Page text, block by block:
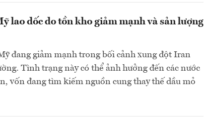
lao dốc do tồn kho giảm mạnh và sản lượng
đang giảm mạnh trong bối cảnh xung đột Iran
Tình trạng này có thể ảnh hưởng đến các nước
vốn đang tìm kiếm nguồn cung thay thế dầu mỏ